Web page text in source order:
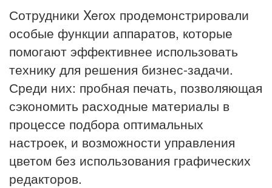
Сотрудники Xerox продемонстрировали
особые функции аппаратов, которые
помогают эффективнее использовать
технику для решения бизнес-задачи.
Среди них: пробная печать, позволяющая
сэкономить расходные материалы в
процессе подбора оптимальных
настроек, и возможности управления
цветом без использования графических
редакторов.